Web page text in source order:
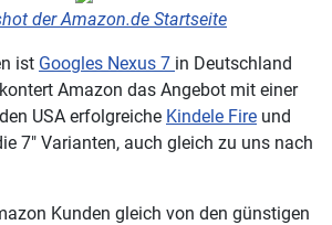
der Amazon.de Startseite
ist Googles Nexus 7 in Deutschland
Amazon das Angebot mit einer
USA erfolgreiche Kindele Fire und
7" Varianten, auch gleich zu uns nach
Kunden gleich von den günstigen